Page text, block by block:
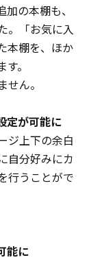
の本棚も、
。「お気に入
本棚を、ほか
。
ん。
定が可能に
ジ上下の余白
自分好みにカ
行うことがで
能に